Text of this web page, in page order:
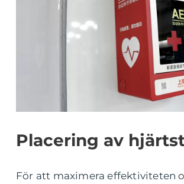
Placering av
För att maximera effektiviteten